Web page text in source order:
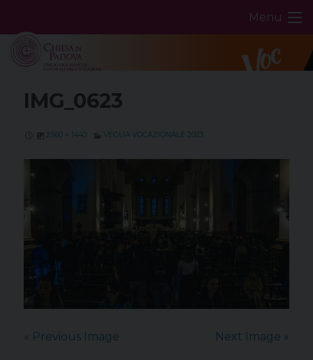
content
Menu
IMG_0623
2560 × 1440 VEGLIA VOCAZIONALE 2023
« Previous Image Next Image »